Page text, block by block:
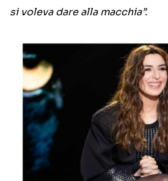
si voleva dare alla macchia”.